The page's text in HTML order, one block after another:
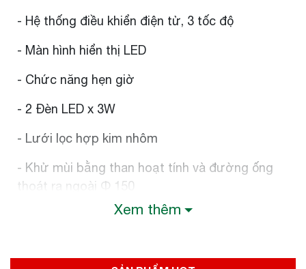
- Hệ thống điều khiển điện tử, 3 tốc độ
- Màn hình hiển thị LED
- Chức năng hẹn giờ
- 2 Đèn LED x 3W
- Lưới lọc hợp kim nhôm
- Khử mùi bằng than hoạt tính và đường ống
thoát ra ngoài Ф 150
- ​Kích thước: W900 x D465 x H (835 - 1215) mm
cường lực màu đen làm tăng độ an toàn cho
Xem thêm